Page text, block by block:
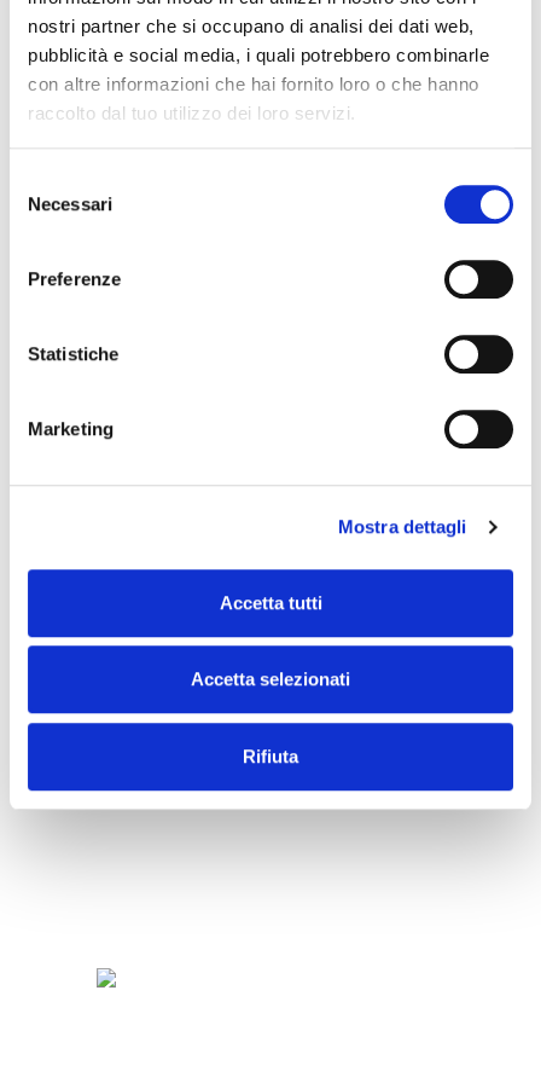
nostri partner che si occupano di analisi dei dati web,
pubblicità e social media, i quali potrebbero combinarle
con altre informazioni che hai fornito loro o che hanno
raccolto dal tuo utilizzo dei loro servizi.
delNecessari
Preferenze
Statistiche
Marketing
Mostra dettagli
Accetta tutti
Accetta selezionati
Rifiuta
CREMA
FREDDA
CAFFÈ